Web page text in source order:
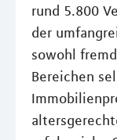
rund 5.800
der
sowohl
Bereichen